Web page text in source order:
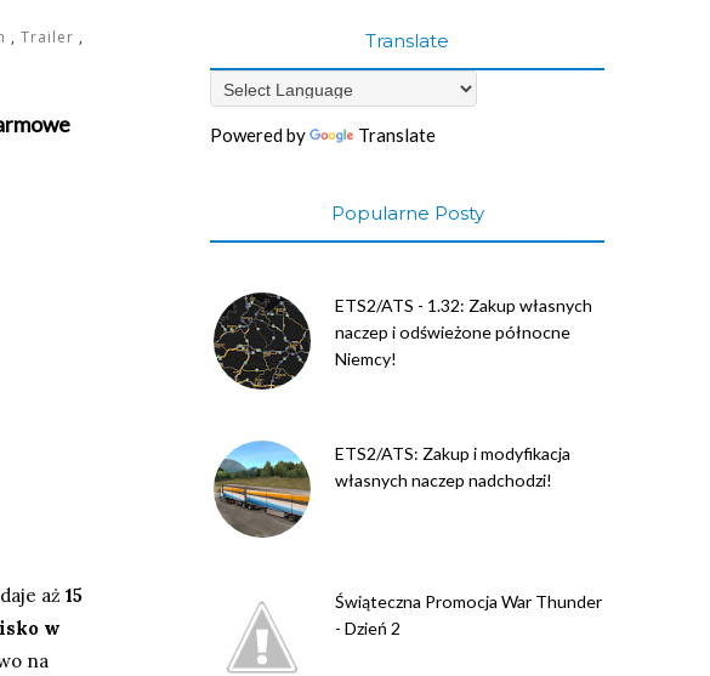
, Trailer ,
aż 15
w
na
Translate
Powered by Translate
Popularne Posty
ETS2/ATS - 1.32: Zakup własnych
naczep i odświeżone północne
Niemcy!
ETS2/ATS: Zakup i modyfikacja
własnych naczep nadchodzi!
Świąteczna Promocja War Thunder
- Dzień 2